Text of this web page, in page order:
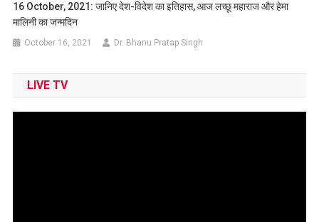
16 October, 2021: जानिए देश-विदेश का इतिहास, आज लच्छू महाराज और हेमा
मालिनी का जन्मदिन
October 16, 2021 Dr. Bhanu Pratap Singh
LIVE TV